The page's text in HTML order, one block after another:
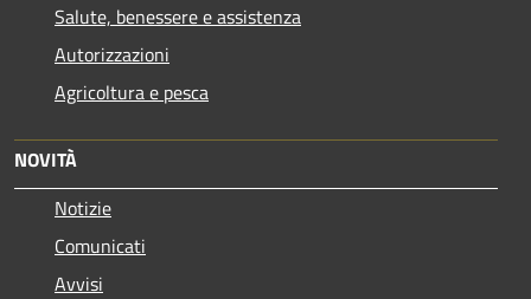
Salute, benessere e assistenza
Autorizzazioni
Agricoltura e pesca
NOVITÀ
Notizie
Comunicati
Avvisi